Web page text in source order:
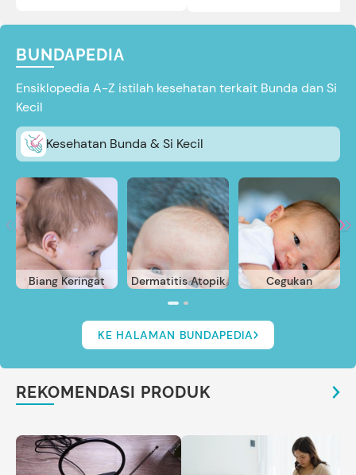
BUNDAPEDIA
Ensiklopedia A-Z istilah kesehatan terkait Bunda dan Si
Kecil
Kesehatan Bunda & Si Kecil
Biang Keringat Dermatitis Atopik Cegukan
KE HALAMAN BUNDAPEDIA
REKOMENDASI PRODUK